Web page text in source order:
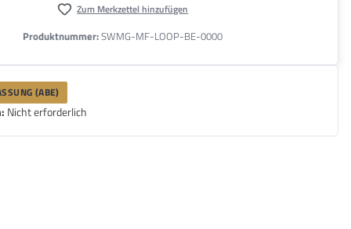
Zum Merkzettel hinzufügen
Produktnummer:SWMG-MF-LOOP-BE-0000
(ABE)
Nicht erforderlich